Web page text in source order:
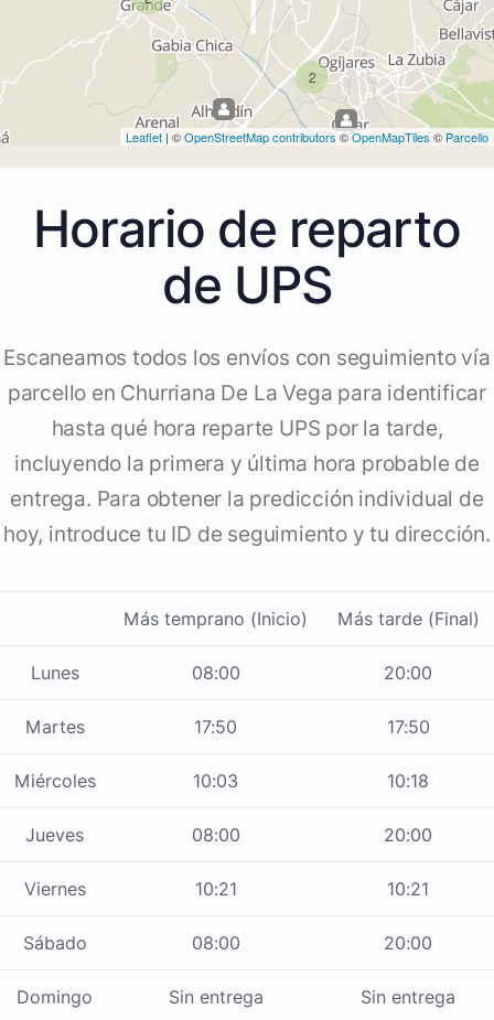
2
Leaflet | ©OpenStreetMap contributors©OpenMapTiles © Parcello
Horario de reparto
de UPS
Escaneamos todos los envíos con seguimiento vía
parcello en Churriana De La Vega para identificar
hasta qué hora reparte UPS por la tarde,
incluyendo la primera y última hora probable de
entrega. Para obtener la predicción individual de
hoy, introduce tu ID de seguimiento y tu dirección.
Más temprano (Inicio) Más tarde (Final)
Lunes 08:00 20:00
Martes 17:50 17:50
Miércoles 10:03 10:18
Jueves 08:00 20:00
Viernes 10:21 10:21
Sábado 08:00 20:00
Domingo Sin entrega Sin entrega